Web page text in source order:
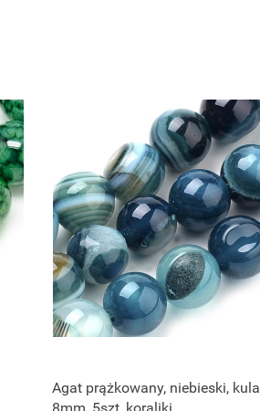
Agat prążkowany, niebieski, kula